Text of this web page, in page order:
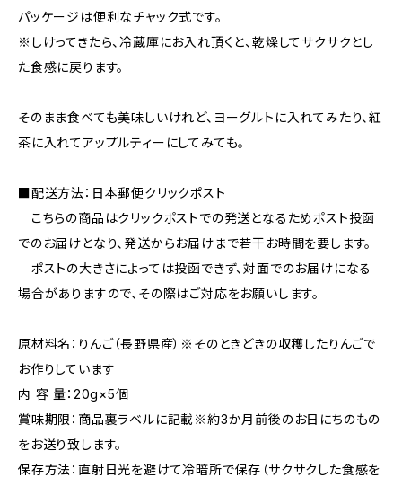
パッケージは便利なチャック式です。
※しけってきたら、冷蔵庫にお入れ頂くと、乾燥してサクサクとし
た食感に戻ります。
そのまま食べても美味しいけれど、ヨーグルトに入れてみたり、紅
茶に入れてアップルティーにしてみても。
■配送方法：日本郵便クリックポスト
こちらの商品はクリックポストでの発送となるためポスト投函
でのお届けとなり、発送からお届けまで若干お時間を要します。
ポストの大きさによっては投函できず、対面でのお届けになる
場合がありますので、その際はご対応をお願いします。
原材料名：りんご（長野県産）※そのときどきの収穫したりんごで
お作りしています
内 容 量：20g×5個
賞味期限：商品裏ラベルに記載※約3か月前後のお日にちのもの
をお送り致します。
保存方法：直射日光を避けて冷暗所で保存（サクサクした食感を